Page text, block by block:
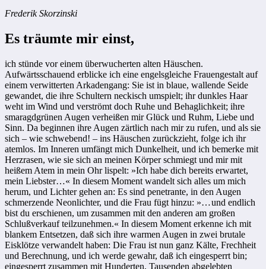
Frederik Skorzinski
Es träumte mir einst,
ich stünde vor einem überwucherten alten Häuschen.
Aufwärtsschauend erblicke ich eine engelsgleiche Frauengestalt auf
einem verwitterten Arkadengang: Sie ist in blaue, wallende Seide
gewandet, die ihre Schultern neckisch umspielt; ihr dunkles Haar
weht im Wind und verströmt doch Ruhe und Behaglichkeit; ihre
smaragdgrünen Augen verheißen mir Glück und Ruhm, Liebe und
Sinn. Da beginnen ihre Augen zärtlich nach mir zu rufen, und als sie
sich – wie schwebend! – ins Häuschen zurückzieht, folge ich ihr
atemlos. Im Inneren umfängt mich Dunkelheit, und ich bemerke mit
Herzrasen, wie sie sich an meinen Körper schmiegt und mir mit
heißem Atem in mein Ohr lispelt: »Ich habe dich bereits erwartet,
mein Liebster…« In diesem Moment wandelt sich alles um mich
herum, und Lichter gehen an: Es sind penetrante, in den Augen
schmerzende Neonlichter, und die Frau fügt hinzu: »… und endlich
bist du erschienen, um zusammen mit den anderen am großen
Schlußverkauf teilzunehmen.« In diesem Moment erkenne ich mit
blankem Entsetzen, daß sich ihre warmen Augen in zwei brutale
Eisklötze verwandelt haben: Die Frau ist nun ganz Kälte, Frechheit
und Berechnung, und ich werde gewahr, daß ich eingesperrt bin;
eingesperrt zusammen mit Hunderten, Tausenden abgelebten